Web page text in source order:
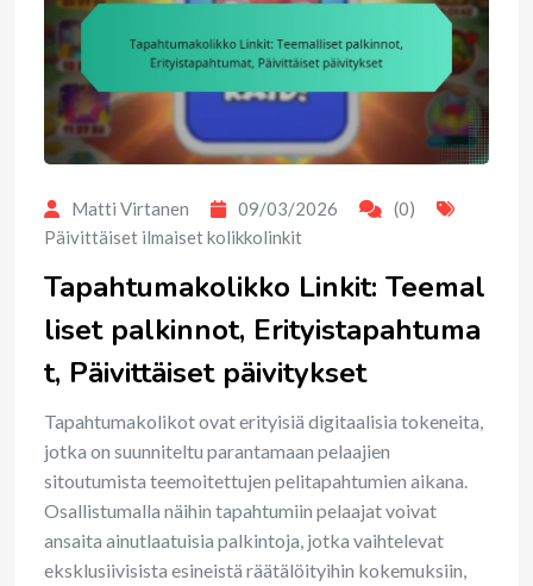
Matti Virtanen 09/03/2026
(0)
Päivittäiset ilmaiset kolikkolinkit
Tapahtumakolikko Linkit: Teemal
liset palkinnot, Erityistapahtuma
t, Päivittäiset päivitykset
Tapahtumakolikot ovat erityisiä digitaalisia tokeneita,
jotka on suunniteltu parantamaan pelaajien
sitoutumista teemoitettujen pelitapahtumien aikana.
Osallistumalla näihin tapahtumiin pelaajat voivat
ansaita ainutlaatuisia palkintoja, jotka vaihtelevat
eksklusiivisista esineistä räätälöityihin kokemuksiin,